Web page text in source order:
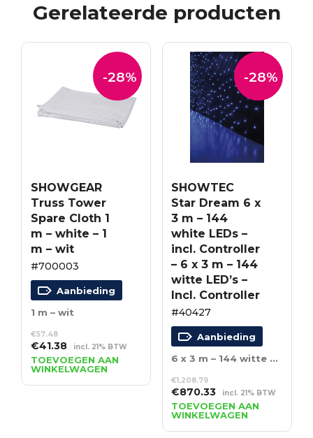
Gerelateerde producten
-28%
SHOWGEAR
Truss Tower
Spare Cloth 1
m – white – 1
m – wit
#700003
Aanbieding
1 m – wit
€57.48
Oorspronkelijke
prijs
was:
€57.48.
€41.38Huidige
prijs
is:
€41.38.
incl. 21% BTW
TOEVOEGEN AAN
WINKELWAGEN
-28%
SHOWTEC
Star Dream 6 x
3 m – 144
white LEDs –
incl. Controller
– 6 x 3 m – 144
witte LED’s –
Incl. Controller
#40427
Aanbieding
6 x 3 m – 144 witte LED’s – Incl. Controller
€1,208.79
Oorspronkelijke
prijs
was:
€1,208.79.
€870.33Huidige
prijs
is:
€870.33.
incl. 21% BTW
TOEVOEGEN AAN
WINKELWAGEN